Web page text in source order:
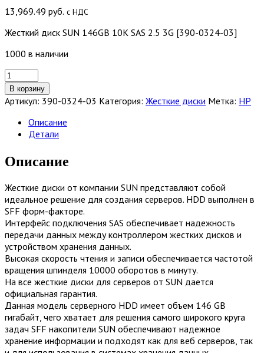
13,969.49 руб. с НДС
Жесткий диск SUN 146GB 10K SAS 2.5 3G [390-0324-03]
1000 в наличии
Количество
товара
Жесткий
диск
SUN
146GB
SAS
2.5
[390-
0324-
03]
В корзину
Артикул: 390-0324-03 Категория: Жесткие диски Метка: HP
Описание
Детали
Описание
Жесткие диски от компании SUN представляют собой
идеальное решение для создания серверов. HDD выполнен в
SFF форм-факторе.
Интерфейс подключения SAS обеспечивает надежность
передачи данных между контроллером жестких дисков и
устройством хранения данных.
Высокая скорость чтения и записи обеспечивается частотой
вращения шпинделя 10000 оборотов в минуту.
На все жесткие диски для серверов от SUN дается
официальная гарантия.
Данная модель серверного HDD имеет объем 146 GB
гигабайт, чего хватает для решения самого широкого круга
задач SFF накопители SUN обеспечивают надежное
хранение информации и подходят как для веб серверов, так